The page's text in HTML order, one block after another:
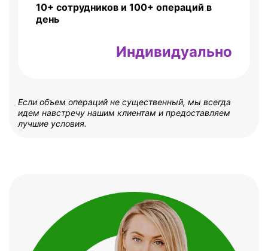
10+ сотрудников и 100+ операций в
день
Индивидуально
Если объем операций не существенный, мы всегда
идем навстречу нашим клиентам и предоставляем
лучшие условия.